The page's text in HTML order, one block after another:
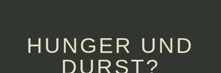
HUNGER UND
DURST?